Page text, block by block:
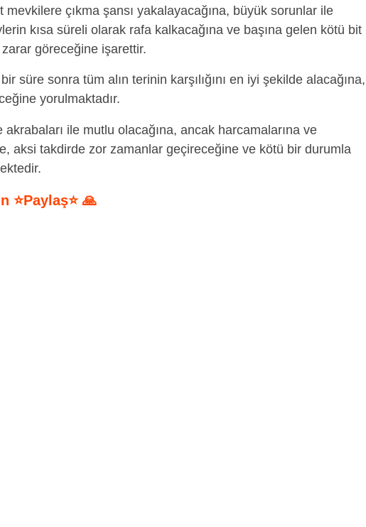
çıkma şansı yakalayacağına, büyük sorunlar ile
kısa süreli olarak rafa kalkacağına ve başına gelen kötü bit
göreceğine işarettir.
süre sonra tüm alın terinin karşılığını en iyi şekilde alacağına,
yorulmaktadır.
akrabaları ile mutlu olacağına, ancak harcamalarına ve
aksi takdirde zor zamanlar geçireceğine ve kötü bir durumla
🙏